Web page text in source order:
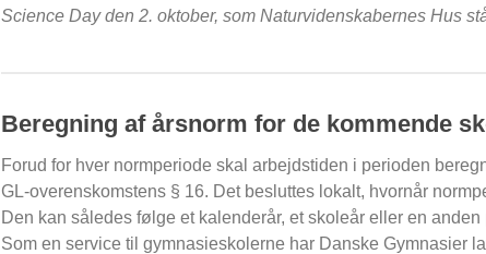
Science Day den 2. oktober, som Naturvidenskabernes Hus
Beregning af årsnorm for de kommende
Forud for hver normperiode skal arbejdstiden i perioden
GL-overenskomstens § 16. Det besluttes lokalt, hvornår
Den kan således følge et kalenderår, et skoleår eller en anden
Som en service til gymnasieskolerne har Danske Gymnasier